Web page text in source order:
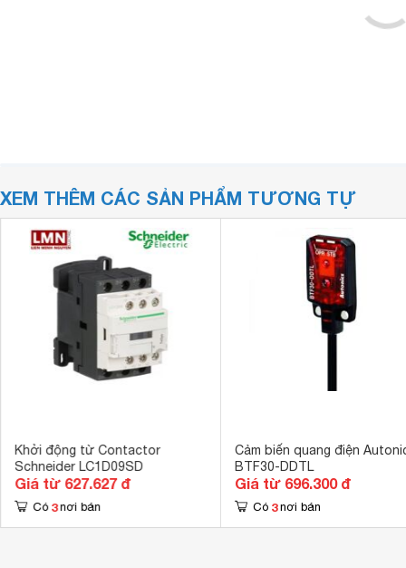
XEM THÊM CÁC SẢN PHẨM TƯƠNG TỰ
Khởi động từ Contactor
Schneider LC1D09SD
Giá từ 627.627 đ
Có 3 nơi bán
Cảm biến quang điện
BTF30-DDTL
Giá từ 696.300 đ
Có 3 nơi bán